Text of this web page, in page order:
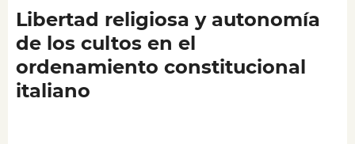
Libertad religiosa y autonomía
de los cultos en el
ordenamiento constitucional
italiano